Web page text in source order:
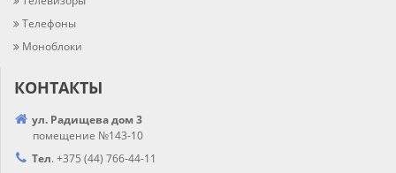
Телефоны
Моноблоки
КОНТАКТЫ
ул. Радищева дом 3
помещение №143-10
Тел. +375 (44) 766-44-11